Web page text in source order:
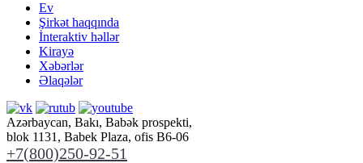
Ev
Şirkət haqqında
İnteraktiv həllər
Kirayə
Xəbərlər
Əlaqələr
Azərbaycan, Bakı, Babək prospekti,
blok 1131, Babek Plaza, ofis B6-06
+7(800)250-92-51